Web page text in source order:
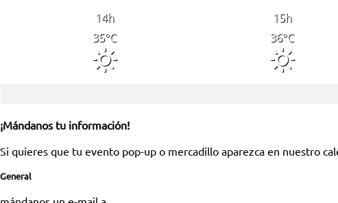
14h 15h
35°C 36°C
¡Mándanos tu información!
Si quieres que tu evento pop-up o mercadillo aparezca en nuestro
General